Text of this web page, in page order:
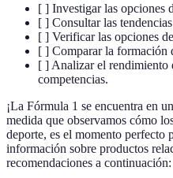
[ ] Investigar las opciones
[ ] Consultar las
[ ] Verificar las opciones
[ ] Comparar la formación
[ ] Analizar el rendimiento
competencias.
¡La Fórmula 1 se encuentra en
medida que observamos cómo
deporte, es el momento perfecto
información sobre productos
recomendaciones a continuación: